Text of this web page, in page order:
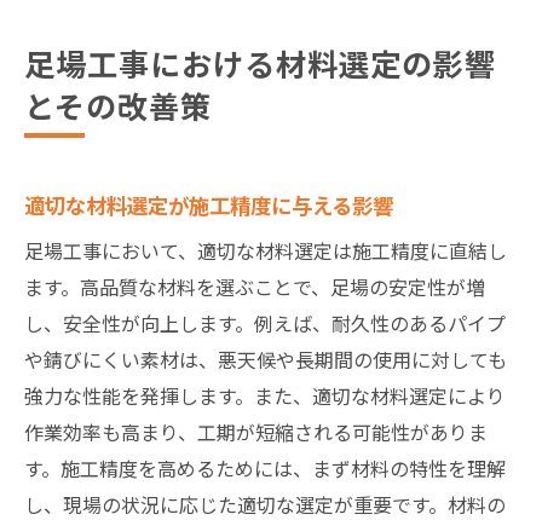
足場工事における材料選定の影響
とその改善策
適切な材料選定が施工精度に与える影響
足場工事において、適切な材料選定は施工精度に直結し
ます。高品質な材料を選ぶことで、足場の安定性が増
し、安全性が向上します。例えば、耐久性のあるパイプ
や錆びにくい素材は、悪天候や長期間の使用に対しても
強力な性能を発揮します。また、適切な材料選定により
作業効率も高まり、工期が短縮される可能性がありま
す。施工精度を高めるためには、まず材料の特性を理解
し、現場の状況に応じた適切な選定が重要です。材料の